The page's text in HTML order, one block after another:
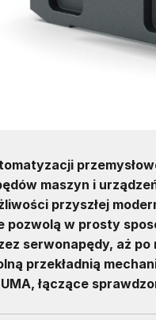
maszyn i
przyszłej
pozwolą w prosty
serwonapędy, aż
przekładnią
łączące